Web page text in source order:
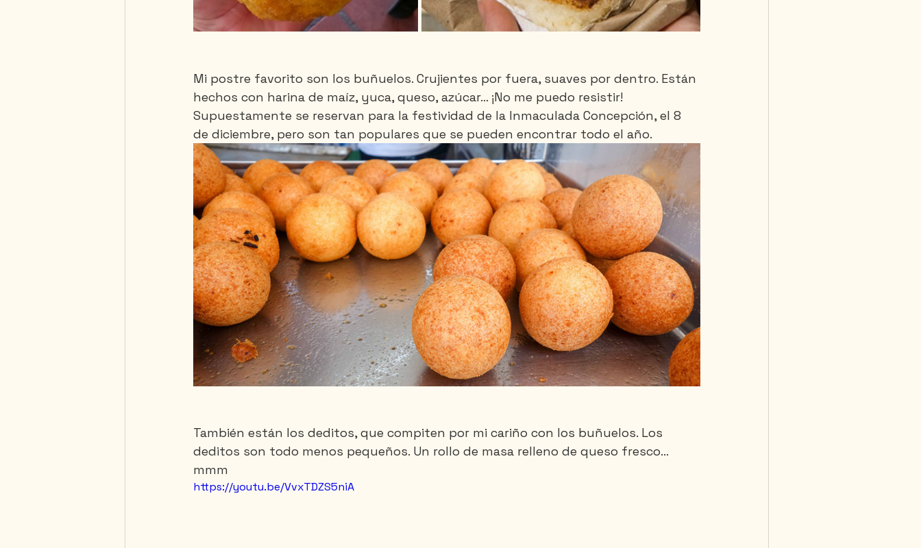
Mi postre favorito son los buñuelos. Crujientes por fuera, suaves por dentro. Están
hechos con harina de maíz, yuca, queso, azúcar… ¡No me puedo resistir!
Supuestamente se reservan para la festividad de la Inmaculada Concepción, el 8
de diciembre, pero son tan populares que se pueden encontrar todo el año.
También están los deditos, que compiten por mi cariño con los buñuelos. Los
deditos son todo menos pequeños. Un rollo de masa relleno de queso fresco…
mmm
https://youtu.be/VvxTDZS5niA